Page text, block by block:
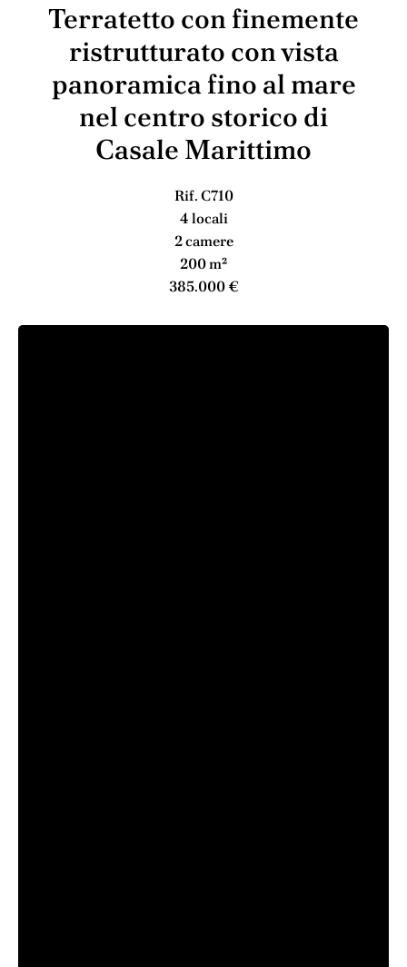
Terratetto con finemente
ristrutturato con vista
panoramica fino al mare
nel centro storico di
Casale Marittimo
Rif. C710
4 locali
2 camere
200 m²
385.000 €